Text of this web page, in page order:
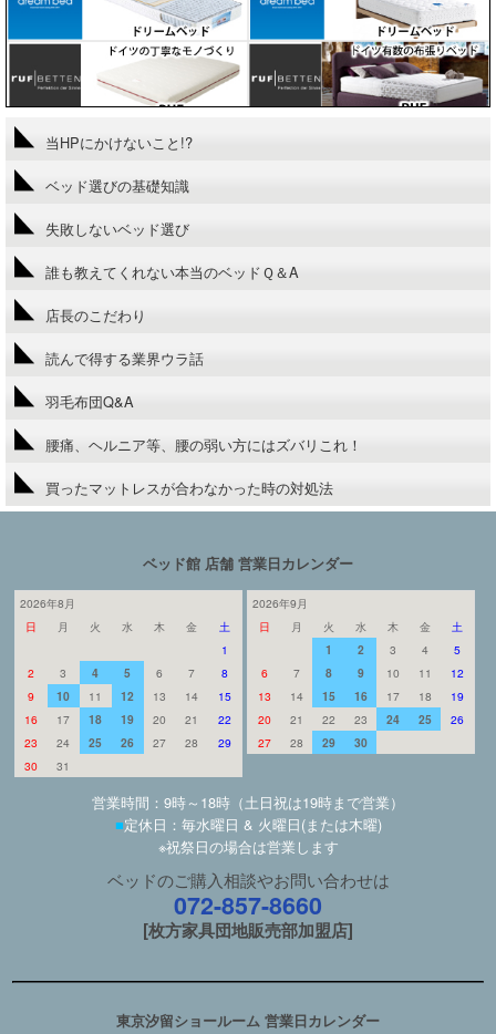
当HPにかけないこと!?
ベッド選びの基礎知識
失敗しないベッド選び
誰も教えてくれない本当のベッドＱ＆A
店長のこだわり
読んで得する業界ウラ話
羽毛布団Q&A
腰痛、ヘルニア等、腰の弱い方にはズバリこれ！
買ったマットレスが合わなかった時の対処法
ベッド館 店舗 営業日カレンダー
2026年8月
日
月 火 水 木 金
土
1
2
3 4 5 6 7
8
9
10 11 12 13 14
15
16
17 18 19 20 21
22
23
24 25 26 27 28
29
30
31
2026年9月
日
月 火 水 木 金
土
1
2 3 4
5
6
7 8 9 10 11
12
13
14 15 16 17 18
19
20
21 22 23 24 25
26
27
28 29 30
営業時間：9時～18時（土日祝は19時まで営業）
■定休日：毎水曜日 & 火曜日(または木曜)
※祝祭日の場合は営業します
ベッドのご購入相談やお問い合わせは
072-857-8660
[枚方家具団地販売部加盟店]
東京汐留ショールーム 営業日カレンダー